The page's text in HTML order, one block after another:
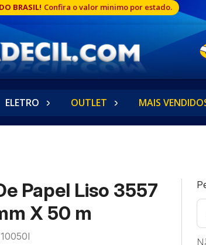
BRASIL! Confira o valor minimo por estado.
ELETRO OUTLET MAIS
Papel Liso 3557
X 50 m